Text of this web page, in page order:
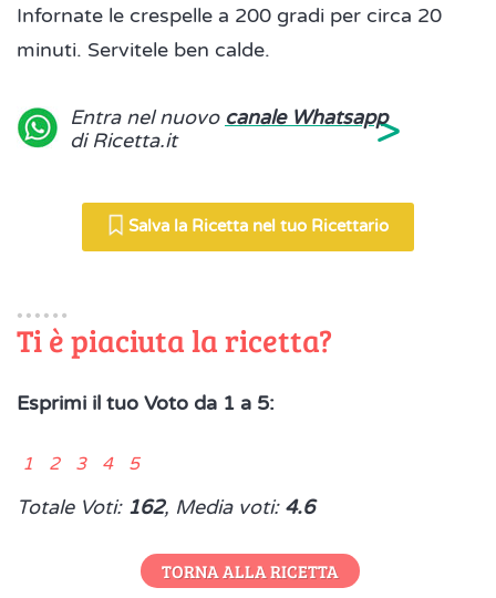
Infornate le crespelle a 200 gradi per circa 20
minuti. Servitele ben calde.
Entra nel nuovo canale Whatsapp
di Ricetta.it
>
Salva la Ricetta nel tuo Ricettario
Ti è piaciuta la ricetta?
Esprimi il tuo Voto da 1 a 5:
1 2 3 4 5
Totale Voti: 162, Media voti: 4.6
TORNA ALLA RICETTA